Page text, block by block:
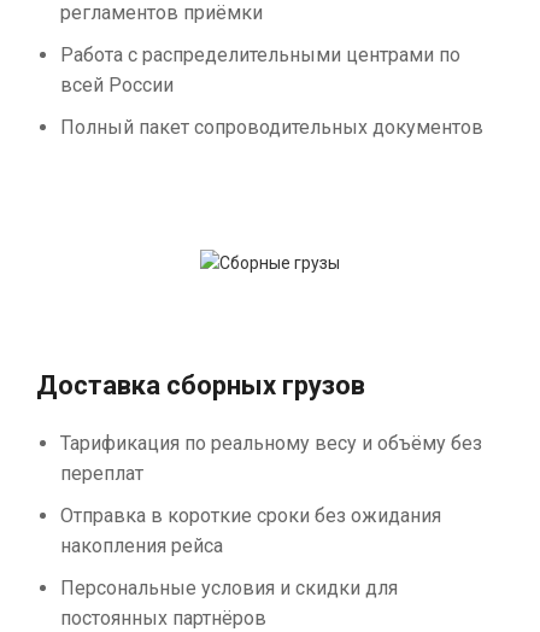
регламентов приёмки
Работа с распределительными центрами по
всей России
Полный пакет сопроводительных документов
Доставка сборных грузов
Тарификация по реальному весу и объёму без
переплат
Отправка в короткие сроки без ожидания
накопления рейса
Персональные условия и скидки для
постоянных партнёров